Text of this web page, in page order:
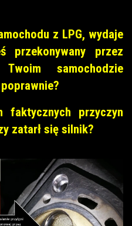
z LPG, wydaje
przekonywany przez
samochodzie
faktycznych przyczyn
zatarł się silnik?